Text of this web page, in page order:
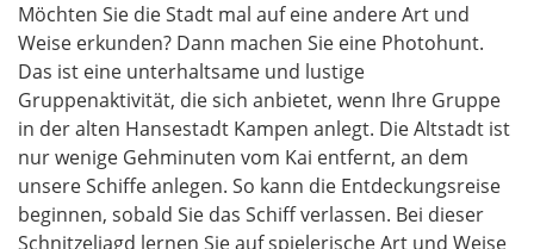
Möchten Sie die Stadt mal auf eine andere Art und
Weise erkunden? Dann machen Sie eine Photohunt.
Das ist eine unterhaltsame und lustige
Gruppenaktivität, die sich anbietet, wenn Ihre Gruppe
in der alten Hansestadt Kampen anlegt. Die Altstadt ist
nur wenige Gehminuten vom Kai entfernt, an dem
unsere Schiffe anlegen. So kann die Entdeckungsreise
beginnen, sobald Sie das Schiff verlassen. Bei dieser
Schnitzeljagd lernen Sie auf spielerische Art und Weise